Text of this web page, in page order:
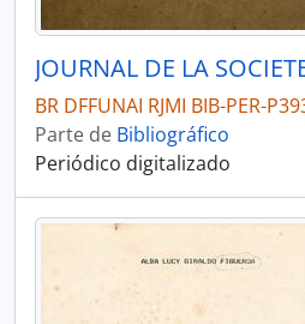
BR DFFUNAI RJMI BIB-PER-
Parte de Bibliográfico
Periódico digitalizado